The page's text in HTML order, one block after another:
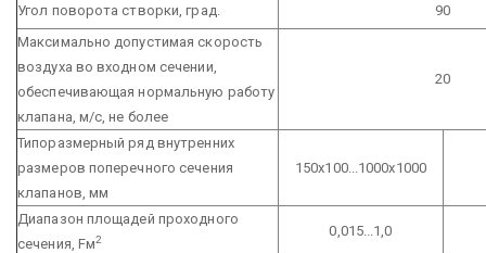
Угол поворота створки, град.
90
Максимально допустимая скорость
воздуха во входном сечении,
обеспечивающая нормальную работу
клапана, м/с, не более
20
Типоразмерный ряд внутренних
размеров поперечного сечения
клапанов, мм
150х100...1000х1000
Диапазон площадей проходного
сечения, Fм2
0,015...1,0